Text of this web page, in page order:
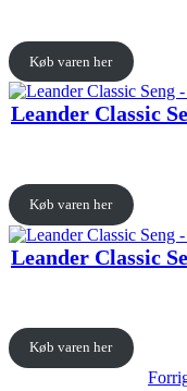
Køb varen her
Leander Classic
Køb varen her
Leander Classic
Køb varen her